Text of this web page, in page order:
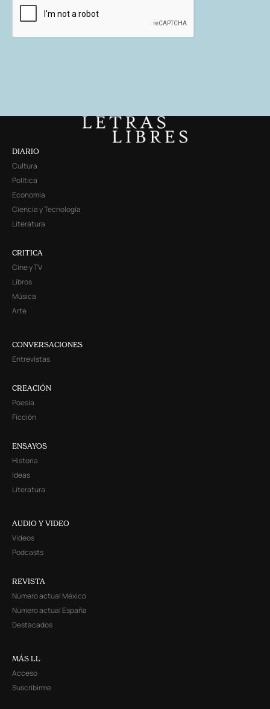
DIARIO
Cultura
Política
Economía
Ciencia y Tecnología
Literatura
CRITICA
Cine y TV
Libros
Música
Arte
CONVERSACIONES
Entrevistas
CREACIÓN
Poesía
Ficción
ENSAYOS
Historia
Ideas
Literatura
AUDIO Y VIDEO
Videos
Podcasts
REVISTA
Número actual México
Número actual España
Destacados
MÁS LL
Acceso
Suscribirme